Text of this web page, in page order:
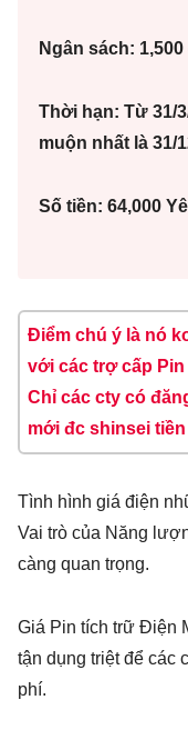
Ngân sách:
Thời hạn: Từ 31/
muộn nhất là 31/
Số tiền: 64,000
Điểm chú ý là nó
với các trợ cấp
Chỉ các cty có
mới đc shinsei
Tình hình giá điện
Vai trò của Năng
càng quan trọng.
Giá Pin tích trữ Điện
tận dụng triệt để các
phí.